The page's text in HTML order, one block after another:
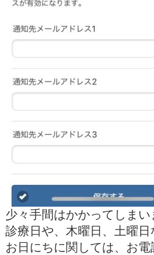
少々手間はかかってしま
診療日や、木曜日、土曜
お日にちに関しては、お